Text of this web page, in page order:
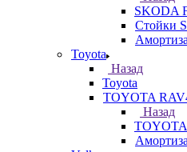
SKODA
Стойки
Toyota
Назад
Toyota
TOYOTA
Назад